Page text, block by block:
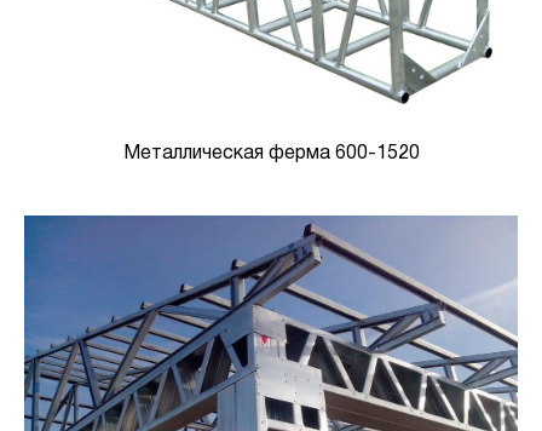
Металлическая ферма 600-1520